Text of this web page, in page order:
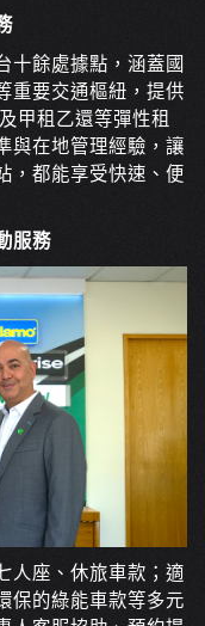
十餘處據點，涵蓋國
重要交通樞紐，提供
甲租乙還等彈性租
與在地管理經驗，讓
，都能享受快速、便
服務
人座、休旅車款；適
保的綠能車款等多元